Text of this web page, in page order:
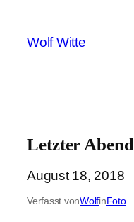
springen
Wolf Witte
Letzter Abend
August 18, 2018
Verfasst vonWolfinFoto